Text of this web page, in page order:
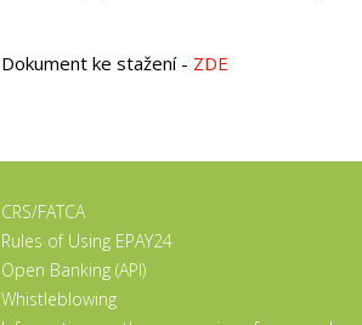
Dokument ke stažení - ZDE
CRS/FATCA
Rules of Using EPAY24
Open Banking (API)
Whistleblowing